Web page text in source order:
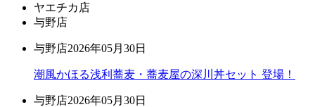
ヤエチカ店
与野店
与野店2026年05月30日
潮風かほる浅利蕎麦・蕎麦屋の深川丼セット 登場！
与野店2026年05月30日